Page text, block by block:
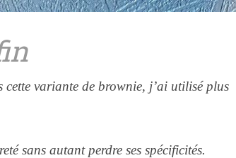
cette variante de brownie, j’ai utilisé plus
sans autant perdre ses spécificités.